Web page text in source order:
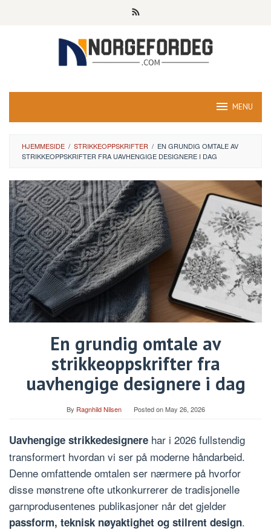
MENU
HJEMMESIDE / STRIKKEOPPSKRIFTER / EN GRUNDIG OMTALE AV
STRIKKEOPPSKRIFTER FRA UAVHENGIGE DESIGNERE I DAG
En grundig omtale av
strikkeoppskrifter fra
uavhengige designere i dag
By Ragnhild Nilsen Posted onMay 26, 2026
Uavhengige strikkedesignere har i 2026 fullstendig
transformert hvordan vi ser på moderne håndarbeid.
Denne omfattende omtalen ser nærmere på hvorfor
disse mønstrene ofte utkonkurrerer de tradisjonelle
garnprodusentenes publikasjoner når det gjelder
passform, teknisk nøyaktighet og stilrent design.